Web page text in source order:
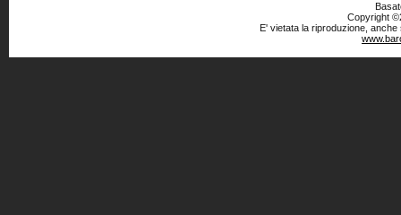
Copyright
E' vietata la riproduzione,